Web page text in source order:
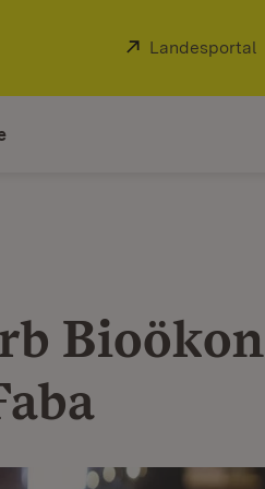
Extern:
Landesportal